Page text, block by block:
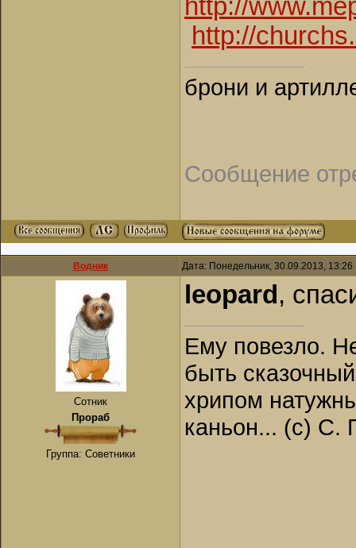
http://
http://
брони и
Сообщение
Водник Дата: Понедельник, 30.09.2013,
Сотник
Прораб
Группа: Советники
leopard ,
Ему повезло.
быть
хрипом
каньон... (с) С.